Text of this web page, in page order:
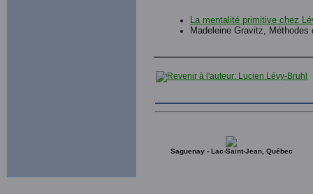
La mentalité primitive chez
Madeleine Gravitz,
Saguenay - Lac-Saint-Jean, Québec